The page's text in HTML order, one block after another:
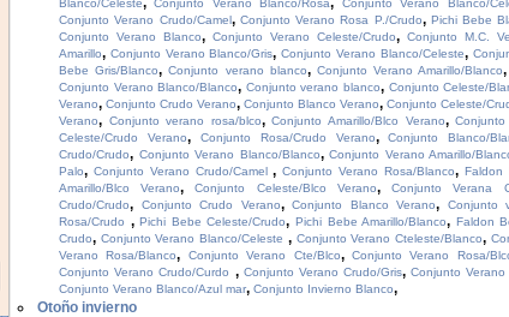
Blanco/Celeste
Conjunto Verano Blanco/Rosa Conjunto Verano Blanco/
Conjunto Verano Crudo/Camel, Conjunto Verano Rosa P./Crudo, Pichi Bebe
Conjunto Verano Blanco, Conjunto Verano Celeste/Crudo, Conjunto M.C.
Amarillo, Conjunto Verano Blanco/Gris,Conjunto Verano Blanco/Celeste,
Bebe Gris/Blanco,Conjunto verano blanco,Conjunto Verano Amarillo/Blanco,
Conjunto Verano Blanco/Blanco, Conjunto verano blanco, Conjunto Celeste/
Verano, Conjunto Crudo Verano, Conjunto Blanco Verano, Conjunto Celeste/
Verano, Conjunto verano rosa/blco,Conjunto Amarillo/Blco Verano,
Celeste/Crudo Verano, Conjunto Rosa/Crudo Verano,Conjunto Blanco/
Crudo/Crudo, Conjunto Verano Blanco/Blanco,Conjunto Verano Amarillo/
Palo, Conjunto Verano Crudo/Camel,Conjunto Verano Rosa/Blanco, Faldon
Amarillo/Blco Verano,Conjunto Celeste/Blco Verano,Conjunto Verana
Crudo/Crudo, Conjunto Crudo Verano,Conjunto Blanco Verano, Conjunto
Rosa/Crudo ,Pichi Bebe Celeste/Crudo, Pichi Bebe Amarillo/Blanco, Faldon
Crudo, Conjunto Verano Blanco/Celeste , Conjunto Verano Cteleste/Blanco,
Verano Rosa/Blanco, Conjunto Verano Cte/Blco,Conjunto Verano Rosa/
Conjunto Verano Crudo/Curdo , Conjunto Verano Crudo/Gris,Conjunto Verano
Conjunto Verano Blanco/Azul mar, Conjunto Invierno Blanco,
Otoño invierno